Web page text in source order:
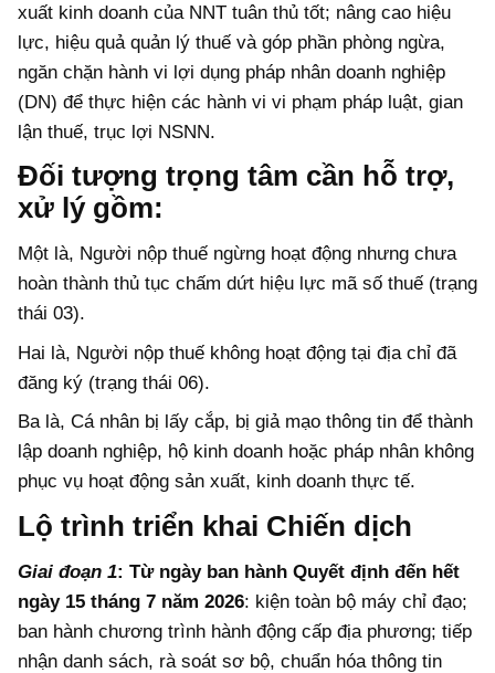
xuất kinh doanh của NNT tuân thủ tốt; nâng cao hiệu
lực, hiệu quả quản lý thuế và góp phần phòng ngừa,
ngăn chặn hành vi lợi dụng pháp nhân doanh nghiệp
(DN) để thực hiện các hành vi vi phạm pháp luật, gian
lận thuế, trục lợi NSNN.
Đối tượng trọng tâm cần hỗ trợ,
xử lý gồm:
Một là, Người nộp thuế ngừng hoạt động nhưng chưa
hoàn thành thủ tục chấm dứt hiệu lực mã số thuế (trạng
thái 03).
Hai là, Người nộp thuế không hoạt động tại địa chỉ đã
đăng ký (trạng thái 06).
Ba là, Cá nhân bị lấy cắp, bị giả mạo thông tin để thành
lập doanh nghiệp, hộ kinh doanh hoặc pháp nhân không
phục vụ hoạt động sản xuất, kinh doanh thực tế.
Lộ trình triển khai Chiến dịch
Giai đoạn 1: Từ ngày ban hành Quyết định đến hết
ngày 15 tháng 7 năm 2026: kiện toàn bộ máy chỉ đạo;
ban hành chương trình hành động cấp địa phương; tiếp
nhận danh sách, rà soát sơ bộ, chuẩn hóa thông tin